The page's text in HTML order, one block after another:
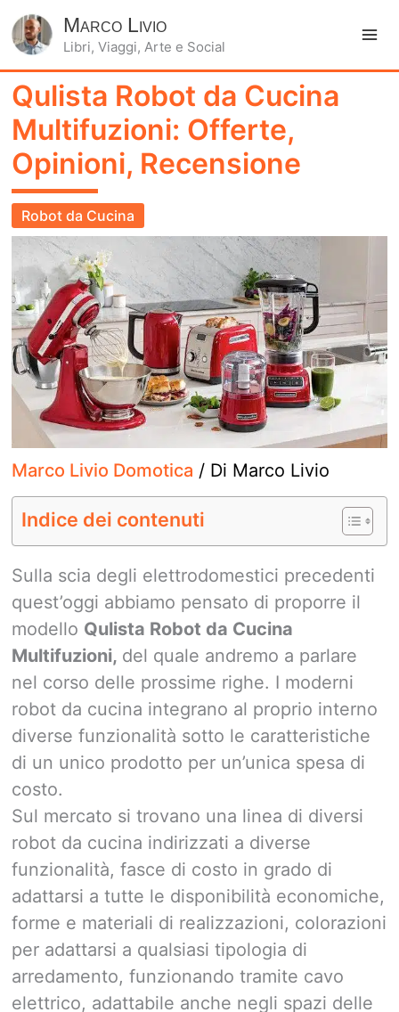
Marco Livio
Libri, Viaggi, Arte e Social
Qulista Robot da Cucina
Multifuzioni: Offerte,
Opinioni, Recensione
Robot da Cucina
Marco Livio Domotica / Di Marco Livio
Indice dei contenuti
Sulla scia degli elettrodomestici precedenti
quest’oggi abbiamo pensato di proporre il
modello Qulista Robot da Cucina
Multifuzioni, del quale andremo a parlare
nel corso delle prossime righe. I moderni
robot da cucina integrano al proprio interno
diverse funzionalità sotto le caratteristiche
di un unico prodotto per un’unica spesa di
costo.
Sul mercato si trovano una linea di diversi
robot da cucina indirizzati a diverse
funzionalità, fasce di costo in grado di
adattarsi a tutte le disponibilità economiche,
forme e materiali di realizzazioni, colorazioni
per adattarsi a qualsiasi tipologia di
arredamento, funzionando tramite cavo
elettrico, adattabile anche negli spazi delle